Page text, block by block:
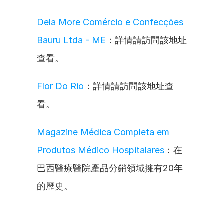
Dela More Comércio e Confecções
Bauru Ltda - ME ：詳情請訪問該地址
查看。
Flor Do Rio ：詳情請訪問該地址查
看。
Magazine Médica Completa em
Produtos Médico Hospitalares ：在
巴西醫療醫院產品分銷領域擁有20年
的歷史。